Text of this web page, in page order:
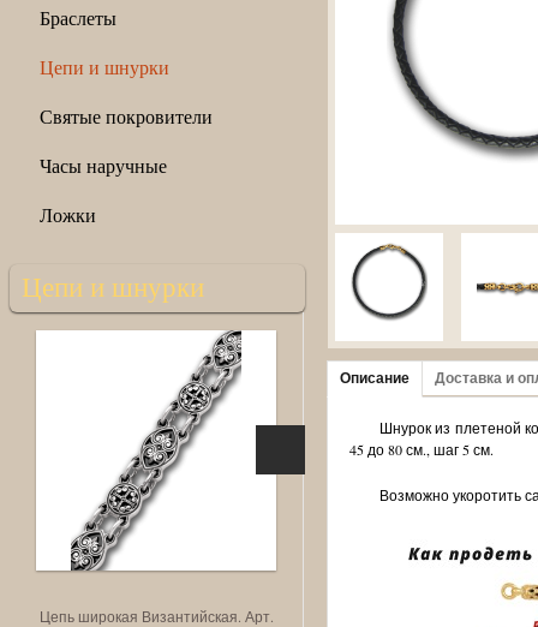
Браслеты
Цепи и шнурки
Святые покровители
Часы наручные
Ложки
Цепи и шнурки
Цепь широкая Византийская. Арт.
Описание Доставка и
Шнурок из плетеной
45 до 80 см., шаг 5 см.
Возможно укоротить